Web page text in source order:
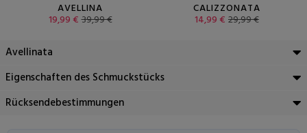
AVELLINA
19,99 €39,99 €
CALIZZONATA
14,99 € 29,99 €
Avellinata
Eigenschaften des Schmuckstücks
Rücksendebestimmungen